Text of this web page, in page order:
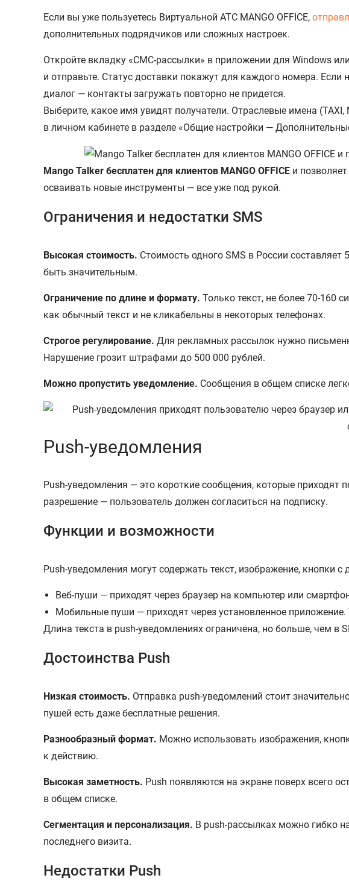
Если вы уже пользуетесь Виртуальной АТС MANGO OFFICE,
дополнительных подрядчиков или сложных настроек.
Откройте вкладку «СМС-рассылки» в приложении для Windows
и отправьте. Статус доставки покажут для каждого номера.
диалог — контакты загружать повторно не придется.
Выберите, какое имя увидят получатели. Отраслевые имена
в личном кабинете в разделе «Общие настройки —
Mango Talker бесплатен для клиентов MANGO OFFICE и
осваивать новые инструменты — все уже под рукой.
Ограничения и недостатки SMS
Высокая стоимость. Стоимость одного SMS в России
быть значительным.
Ограничение по длине и формату. Только текст, не более 70-160
как обычный текст и не кликабельны в некоторых телефонах.
Строгое регулирование. Для рекламных рассылок нужно
Нарушение грозит штрафами до 500 000 рублей.
Можно пропустить уведомление. Сообщения в общем списке
Push-уведомления
Push-уведомления — это короткие сообщения, которые
разрешение — пользователь должен согласиться на подписку.
Функции и возможности
Push-уведомления могут содержать текст, изображение, кнопки с
Веб-пуши — приходят через браузер на компьютер или
Мобильные пуши — приходят через установленное
Длина текста в push-уведомлениях ограничена, но больше, чем
Достоинства Push
Низкая стоимость. Отправка push-уведомлений стоит
пушей есть даже бесплатные решения.
Разнообразный формат. Можно использовать изображения,
к действию.
Высокая заметность. Push появляются на экране поверх всего
в общем списке.
Сегментация и персонализация. В push-рассылках можно гибко
последнего визита.
Недостатки Push